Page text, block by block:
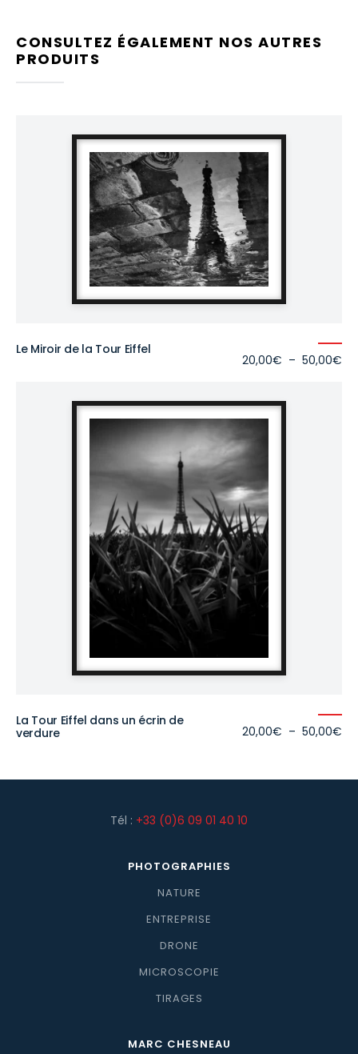
CONSULTEZ ÉGALEMENT NOS AUTRES
PRODUITS
Le Miroir de la Tour Eiffel
20,00€ – 50,00€
La Tour Eiffel dans un écrin de
verdure
20,00€ – 50,00€
Tél : +33 (0)6 09 01 40 10
PHOTOGRAPHIES
NATURE
ENTREPRISE
DRONE
MICROSCOPIE
TIRAGES
MARC CHESNEAU